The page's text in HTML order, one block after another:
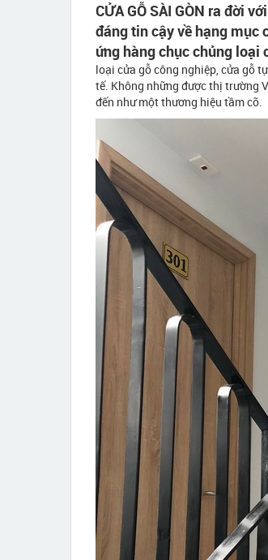
CỬA GỖ SÀI GÒN ra đời
đáng tin cậy về hạng mục
ứng hàng chục chủng loại
loại cửa gỗ công nghiệp, cửa gỗ
tế. Không những được thị trường
đến như một thương hiệu tầm cỡ.